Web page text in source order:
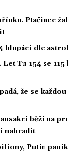
Ptačinec
hlupáci dle
Tu-154 se
že se
běží na
nahradit
Putin